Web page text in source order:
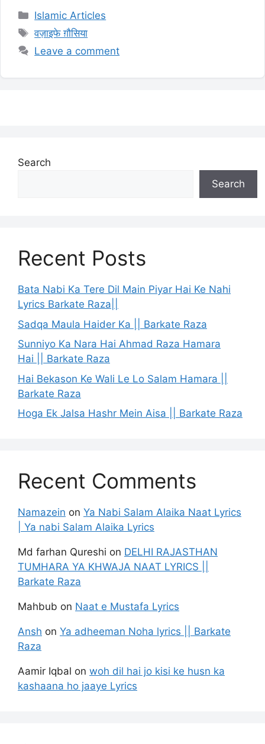
Categories
Islamic Articles
Tags
वज़ाइफे ग़ौसिया
Leave a comment
Search
Search
Recent Posts
Bata Nabi Ka Tere Dil Main Piyar Hai Ke Nahi
Lyrics Barkate Raza||
Sadqa Maula Haider Ka || Barkate Raza
Sunniyo Ka Nara Hai Ahmad Raza Hamara
Hai || Barkate Raza
Hai Bekason Ke Wali Le Lo Salam Hamara ||
Barkate Raza
Hoga Ek Jalsa Hashr Mein Aisa || Barkate Raza
Recent Comments
Namazein on Ya Nabi Salam Alaika Naat Lyrics
| Ya nabi Salam Alaika Lyrics
Md farhan Qureshi on DELHI RAJASTHAN
TUMHARA YA KHWAJA NAAT LYRICS ||
Barkate Raza
Mahbub on Naat e Mustafa Lyrics
Ansh on Ya adheeman Noha lyrics || Barkate
Raza
Aamir Iqbal on woh dil hai jo kisi ke husn ka
kashaana ho jaaye Lyrics